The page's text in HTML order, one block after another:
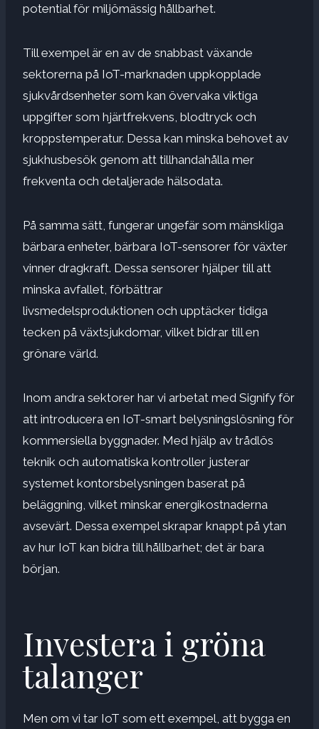
potential för miljömässig hållbarhet.
Till exempel är en av de snabbast växande
sektorerna på IoT-marknaden uppkopplade
sjukvårdsenheter som kan övervaka viktiga
uppgifter som hjärtfrekvens, blodtryck och
kroppstemperatur. Dessa kan minska behovet av
sjukhusbesök genom att tillhandahålla mer
frekventa och detaljerade hälsodata.
På samma sätt, fungerar ungefär som mänskliga
bärbara enheter, bärbara IoT-sensorer för växter
vinner dragkraft. Dessa sensorer hjälper till att
minska avfallet, förbättrar
livsmedelsproduktionen och upptäcker tidiga
tecken på växtsjukdomar, vilket bidrar till en
grönare värld.
Inom andra sektorer har vi arbetat med Signify för
att introducera en IoT-smart belysningslösning för
kommersiella byggnader. Med hjälp av trådlös
teknik och automatiska kontroller justerar
systemet kontorsbelysningen baserat på
beläggning, vilket minskar energikostnaderna
avsevärt. Dessa exempel skrapar knappt på ytan
av hur IoT kan bidra till hållbarhet; det är bara
början.
Investera i gröna
talanger
Men om vi tar IoT som ett exempel, att bygga en